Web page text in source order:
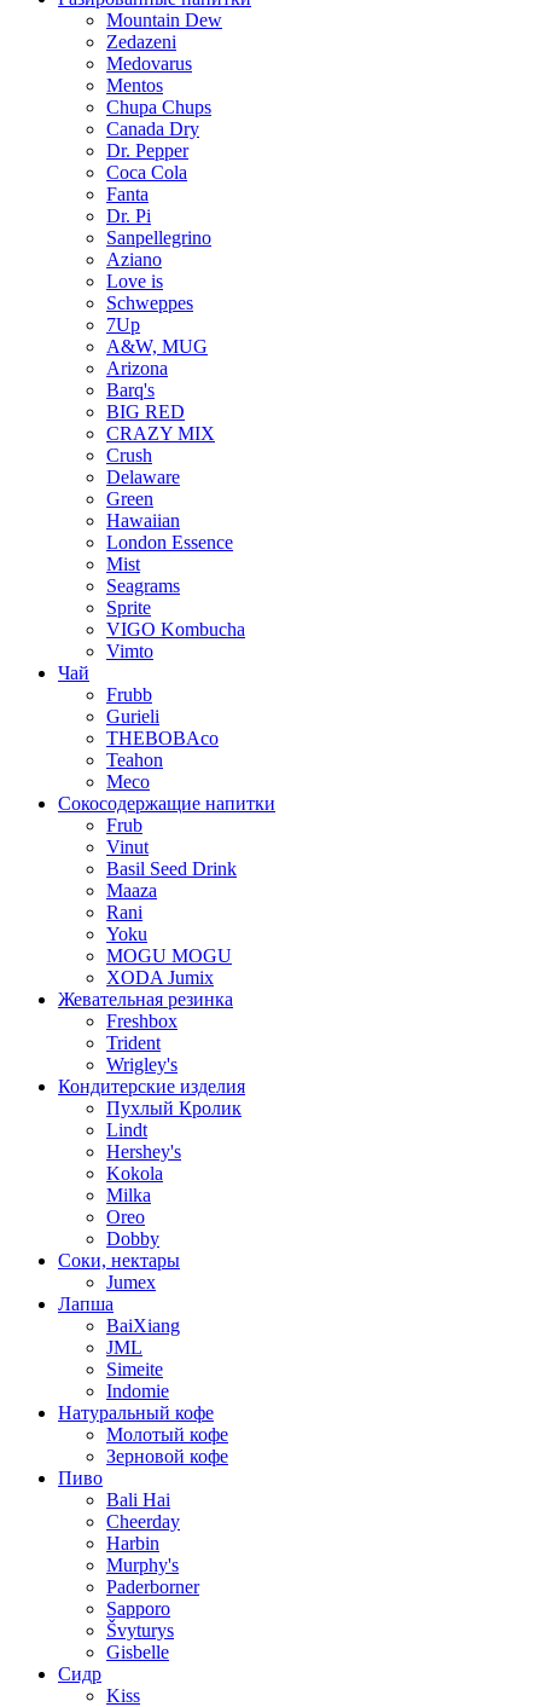
Mountain Dew
Zedazeni
Medovarus
Mentos
Chupa Chups
Canada Dry
Dr. Pepper
Coca Cola
Fanta
Dr. Pi
Sanpellegrino
Aziano
Love is
Schweppes
7Up
A&W, MUG
Arizona
Barq's
BIG RED
CRAZY MIX
Crush
Delaware
Green
Hawaiian
London Essence
Mist
Seagrams
Sprite
VIGO Kombucha
Vimto
Чай
Frubb
Gurieli
THEBOBAco
Teahon
Meco
Сокосодержащие напитки
Frub
Vinut
Basil Seed Drink
Maaza
Rani
Yoku
MOGU MOGU
XODA Jumix
Жевательная резинка
Freshbox
Trident
Wrigley's
Кондитерские изделия
Пухлый Кролик
Lindt
Hershey's
Kokola
Milka
Oreo
Dobby
Соки, нектары
Jumex
Лапша
BaiXiang
JML
Simeite
Indomie
Натуральный кофе
Молотый кофе
Зерновой кофе
Пиво
Bali Hai
Cheerday
Harbin
Murphy's
Paderborner
Sapporo
Švyturys
Gisbelle
Сидр
Kiss